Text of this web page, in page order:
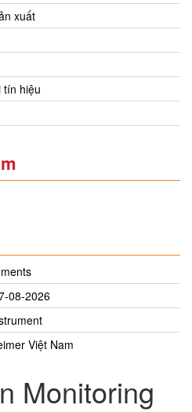
xuất
tín hiệu
08-2026
Việt Nam
Monitoring